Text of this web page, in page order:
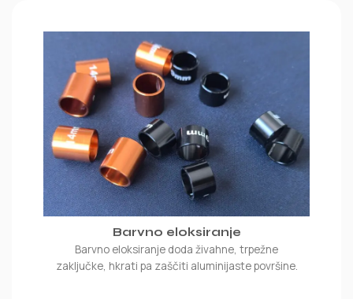
Barvno eloksiranje
Barvno eloksiranje doda živahne, trpežne
zaključke, hkrati pa zaščiti aluminijaste površine.